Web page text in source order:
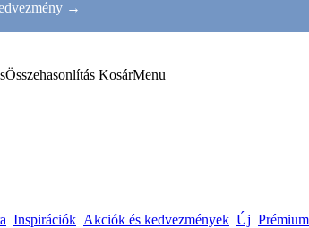
→
Összehasonlítás KosárMenu
Inspirációk Akciók és kedvezmények Új